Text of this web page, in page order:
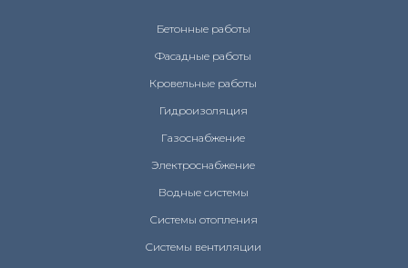
Кровельные работы
Фасадные работы
Бетонные работы
Гидроизоляция
Газоснабжение
Электроснабжение
Водные системы
Системы отопления
Системы вентиляции